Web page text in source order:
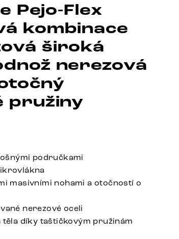
Pejo-Flex
kombinace
široká
nerezová
pružiny
područkami
masivními nohami a otočností o
nerezové oceli
díky taštičkovým pružinám